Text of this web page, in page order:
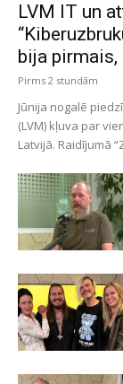
LVM IT un
bija pirmais,
Pirms 2 stundām
Jūnija nogalē
(LVM) kļuva par
Latvijā. Raidījumā